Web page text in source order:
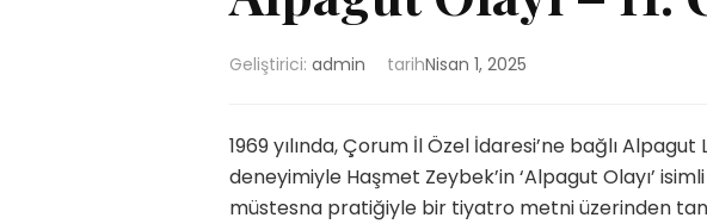
Geliştirici: admin tarihNisan 1, 2025
1969 yılında, Çorum İl Özel İdaresi’ne bağlı
deneyimiyle Haşmet Zeybek’in ‘Alpagut Olayı’
müstesna pratiğiyle bir tiyatro metni üzerinden